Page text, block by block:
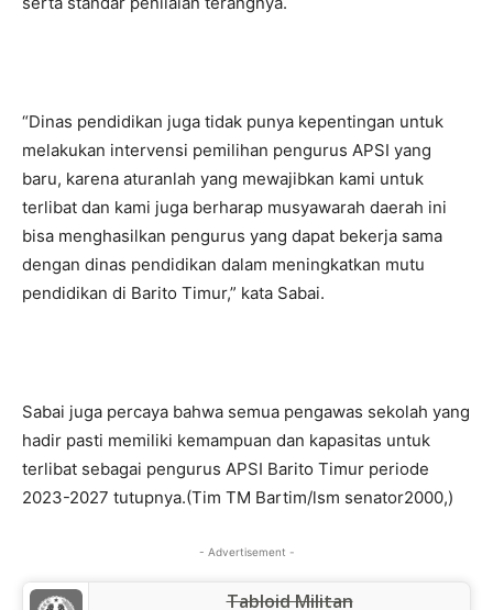
“Dinas pendidikan juga tidak punya kepentingan untuk
melakukan intervensi pemilihan pengurus APSI yang
baru, karena aturanlah yang mewajibkan kami untuk
terlibat dan kami juga berharap musyawarah daerah ini
bisa menghasilkan pengurus yang dapat bekerja sama
dengan dinas pendidikan dalam meningkatkan mutu
pendidikan di Barito Timur,” kata Sabai.
Sabai juga percaya bahwa semua pengawas sekolah yang
hadir pasti memiliki kemampuan dan kapasitas untuk
terlibat sebagai pengurus APSI Barito Timur periode
2023-2027 tutupnya.(Tim TM Bartim/lsm senator2000,)
- Advertisement -
Tabloid Militan